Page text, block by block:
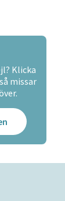
Klicka
missar